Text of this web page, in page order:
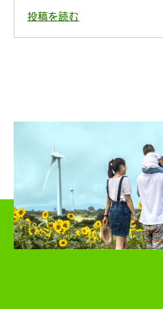
投稿を読む